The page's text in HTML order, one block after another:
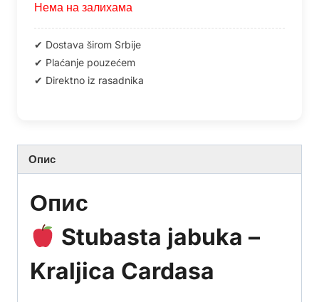
Нема на залихама
Опис
Опис
Stubasta jabuka –
Kraljica Cardasa